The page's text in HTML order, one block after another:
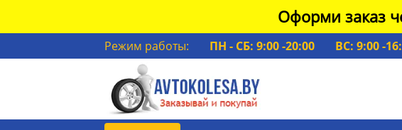
Оформи заказ
Режим работы: ПН - СБ: 9:00 -20:00
ВС: 9:00 -